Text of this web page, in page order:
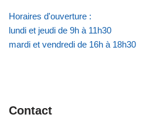
Horaires d'ouverture :
lundi et jeudi de 9h à 11h30
mardi et vendredi de 16h à 18h30
Contact